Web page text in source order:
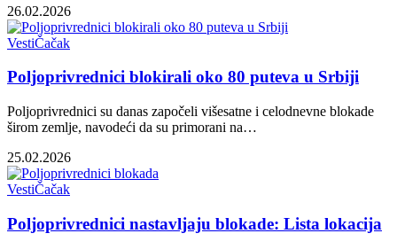
26.02.2026
VestiČačak
Poljoprivrednici blokirali oko 80 puteva u Srbiji
Poljoprivrednici su danas započeli višesatne i celodnevne blokade
širom zemlje, navodeći da su primorani na…
25.02.2026
VestiČačak
Poljoprivrednici nastavljaju blokade: Lista lokacija